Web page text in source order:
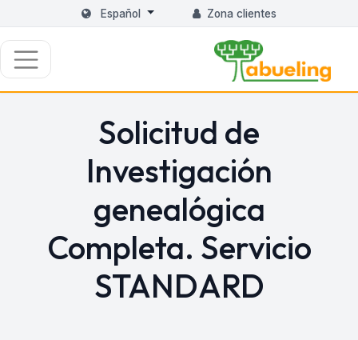
Español Zona clientes
Solicitud de
Investigación
genealógica
Completa. Servicio
STANDARD